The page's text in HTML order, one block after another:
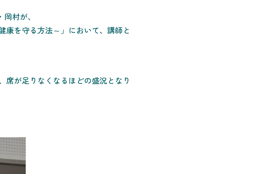
村が、
康を守る方法～」において、講師と
席が足りなくなるほどの盛況となり